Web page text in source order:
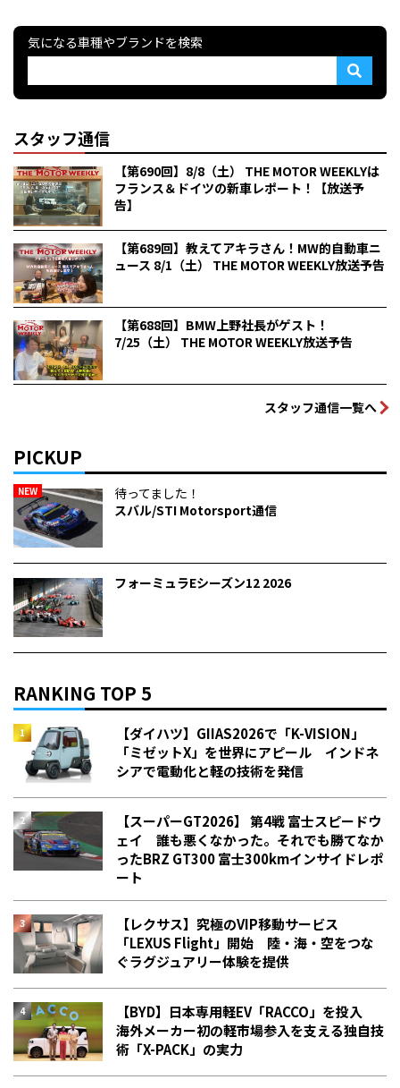
気になる車種やブランドを検索
スタッフ通信
【第690回】8/8（土） THE MOTOR WEEKLYは
フランス＆ドイツの新車レポート！【放送予
告】
【第689回】教えてアキラさん！MW的自動車ニ
ュース 8/1（土） THE MOTOR WEEKLY放送予告
【第688回】BMW上野社長がゲスト！
7/25（土） THE MOTOR WEEKLY放送予告
スタッフ通信一覧へ
PICKUP
NEW
待ってました！
スバル/STI Motorsport通信
フォーミュラEシーズン12 2026
RANKING TOP 5
【ダイハツ】GIIAS2026で「K-VISION」
「ミゼットX」を世界にアピール インドネ
シアで電動化と軽の技術を発信
【スーパーGT2026】 第4戦 富士スピードウ
ェイ 誰も悪くなかった。それでも勝てなか
った――BRZ GT300 富士300kmインサイドレポ
ート
【レクサス】究極のVIP移動サービス
「LEXUS Flight」開始 陸・海・空をつな
ぐラグジュアリー体験を提供
【BYD】日本専用軽EV「RACCO」を投入
海外メーカー初の軽市場参入を支える独自技
術「X-PACK」の実力